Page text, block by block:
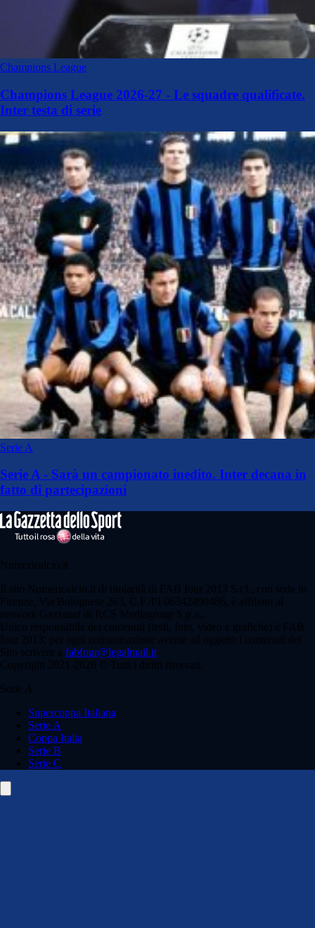
Champions League
Champions League 2026-27 - Le squadre qualificate.
Inter testa di serie
Serie A
Serie A - Sarà un campionato inedito. Inter decana in
fatto di partecipazioni
Numericalcio.it
Il sito Numericalcio.it di titolarità di FAB four 2013 S.r.l., con sede in
Firenze, Via Bolognese 263, C.F./PI 06342490486, è affiliato al
network Gazzanet di RCS Mediagroup S.p.a..
Unico responsabile dei contenuti (testi, foto, video e grafiche) è FAB
four 2013; per ogni comunicazione avente ad oggetto i contenuti del
Sito scrivere a fabfour@legalmail.it
Copyright 2021-2026 © Tutti i diritti riservati.
Serie A
Supercoppa Italiana
Serie A
Coppa Italia
Serie B
Serie C